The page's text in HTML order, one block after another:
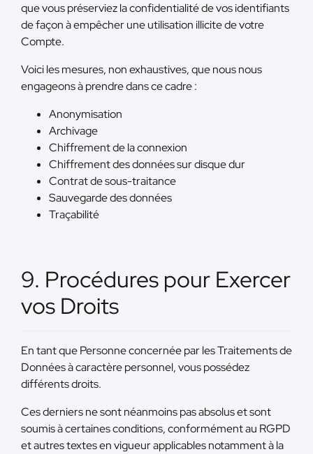
que vous préserviez la confidentialité de vos identifiants
de façon à empêcher une utilisation illicite de votre
Compte.
Voici les mesures, non exhaustives, que nous nous
engageons à prendre dans ce cadre :
Anonymisation
Archivage
Chiffrement de la connexion
Chiffrement des données sur disque dur
Contrat de sous-traitance
Sauvegarde des données
Traçabilité
9. Procédures pour Exercer
vos Droits
En tant que Personne concernée par les Traitements de
Données à caractère personnel, vous possédez
différents droits.
Ces derniers ne sont néanmoins pas absolus et sont
soumis à certaines conditions, conformément au RGPD
et autres textes en vigueur applicables notamment à la